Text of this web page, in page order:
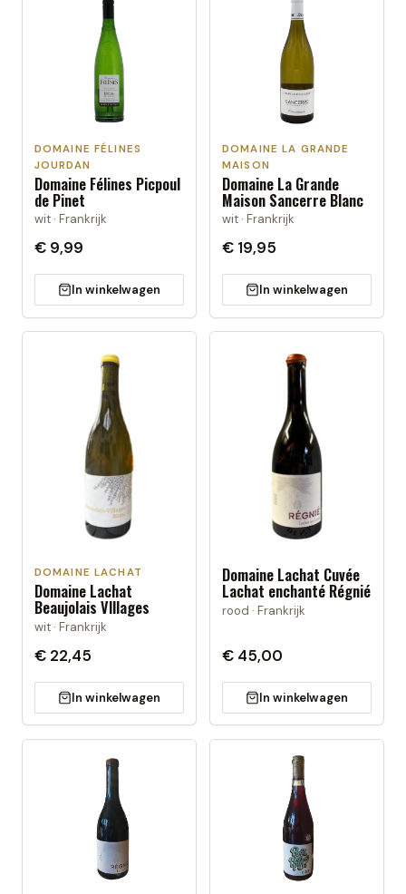
DOMAINE FÉLINES
JOURDAN
Domaine Félines Picpoul
de Pinet
wit · Frankrijk
€ 9,99
In winkelwagen
DOMAINE LA GRANDE
MAISON
Domaine La Grande
Maison Sancerre Blanc
wit · Frankrijk
€ 19,95
In winkelwagen
DOMAINE LACHAT
Domaine Lachat
Beaujolais VIllages
wit · Frankrijk
€ 22,45
In winkelwagen
Domaine Lachat Cuvée
Lachat enchanté Régnié
rood · Frankrijk
€ 45,00
In winkelwagen